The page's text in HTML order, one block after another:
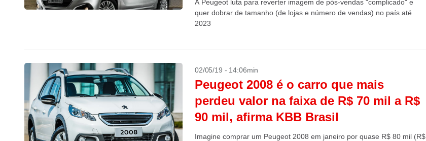
A Peugeot luta para reverter imagem de pós-vendas "complicado" e
quer dobrar de tamanho (de lojas e número de vendas) no país até
2023
02/05/19 - 14:06min
Peugeot 2008 é o carro que mais
perdeu valor na faixa de R$ 70 mil a R$
90 mil, afirma KBB Brasil
Imagine comprar um Peugeot 2008 em janeiro por quase R$ 80 mil (R$